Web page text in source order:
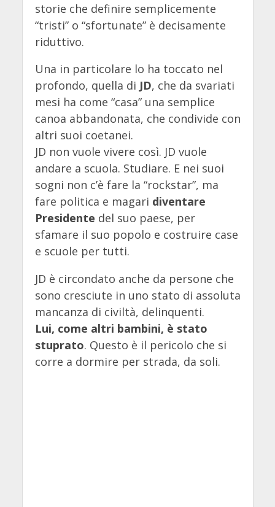
storie che definire semplicemente
“tristi” o “sfortunate” è decisamente
riduttivo.
Una in particolare lo ha toccato nel
profondo, quella di JD, che da svariati
mesi ha come “casa” una semplice
canoa abbandonata, che condivide con
altri suoi coetanei.
JD non vuole vivere così. JD vuole
andare a scuola. Studiare. E nei suoi
sogni non c’è fare la “rockstar”, ma
fare politica e magari diventare
Presidente del suo paese, per
sfamare il suo popolo e costruire case
e scuole per tutti.
JD è circondato anche da persone che
sono cresciute in uno stato di assoluta
mancanza di civiltà, delinquenti.
Lui, come altri bambini, è stato
stuprato. Questo è il pericolo che si
corre a dormire per strada, da soli.